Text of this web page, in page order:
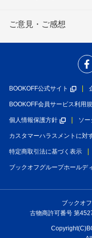
ご意見・ご感想
BOOKOFF公式サイト
BOOKOFF会員サービス利用
個人情報保護方針 ソ
カスタマーハラスメントに対
特定商取引法に基づく表示
ブックオフグループホールデ
ブックオ
古物商許可番号 第